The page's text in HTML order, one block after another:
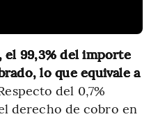
el 99,3% del importe
lo que equivale a
del 0,7%
derecho de cobro en